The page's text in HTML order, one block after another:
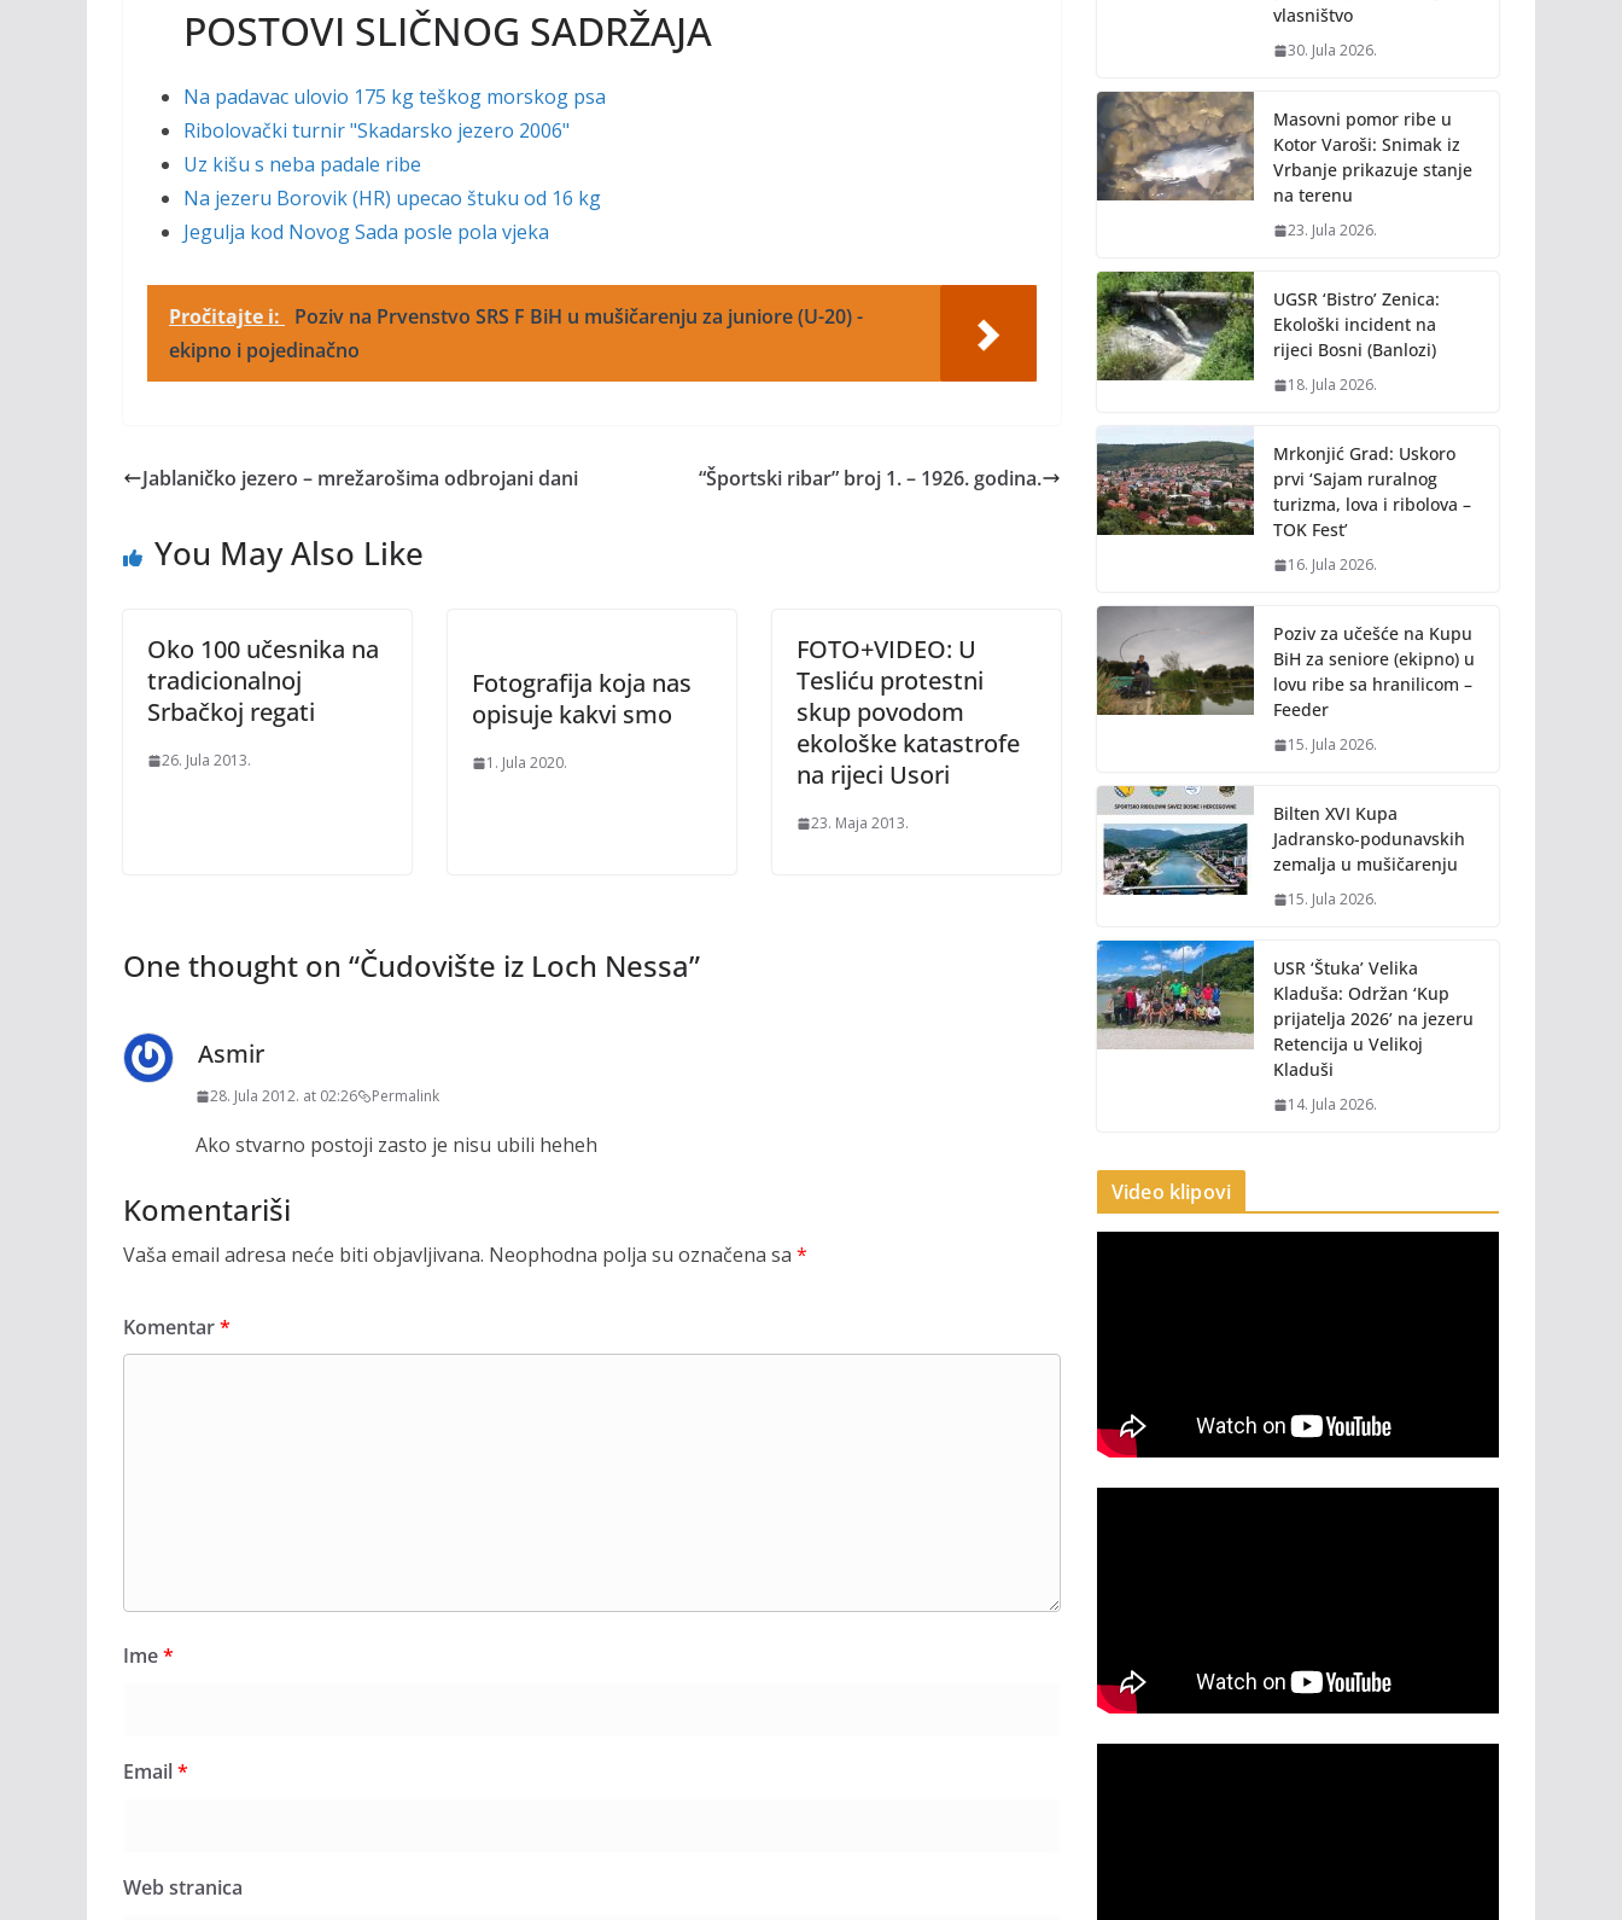
POSTOVI SLIČNOG SADRŽAJA
Na padavac ulovio 175 kg teškog morskog psa
Ribolovački turnir "Skadarsko jezero 2006"
Uz kišu s neba padale ribe
Na jezeru Borovik (HR) upecao štuku od 16 kg
Jegulja kod Novog Sada posle pola vjeka
Pročitajte i:
Poziv na Prvenstvo SRS F BiH u mušičarenju za juniore (U-20) -
ekipno i pojedinačno
Jablaničko jezero – mrežarošima odbrojani dani “Športski ribar” broj 1. – 1926. godina.
You May Also Like
Oko 100 učesnika na
tradicionalnoj
Srbačkoj regati
26. Jula 2013.
Fotografija koja nas
opisuje kakvi smo
1. Jula 2020.
FOTO+VIDEO: U
Tesliću protestni
skup povodom
ekološke katastrofe
na rijeci Usori
23. Maja 2013.
One thought on “Čudovište iz Loch Nessa”
Asmir
28. Jula 2012. at 02:26 Permalink
Ako stvarno postoji zasto je nisu ubili heheh
Komentariši
Vaša email adresa neće biti objavljivana. Neophodna polja su označena sa *
Komentar*
Ime*
Email*
Web stranica
vlasništvo
30. Jula 2026.
Masovni pomor ribe u
Kotor Varoši: Snimak iz
Vrbanje prikazuje stanje
na terenu
23. Jula 2026.
UGSR ‘Bistro’ Zenica:
Ekološki incident na
rijeci Bosni (Banlozi)
18. Jula 2026.
Mrkonjić Grad: Uskoro
prvi ‘Sajam ruralnog
turizma, lova i ribolova –
TOK Fest’
16. Jula 2026.
Poziv za učešće na Kupu
BiH za seniore (ekipno) u
lovu ribe sa hranilicom –
Feeder
15. Jula 2026.
Bilten XVI Kupa
Jadransko-podunavskih
zemalja u mušičarenju
15. Jula 2026.
USR ‘Štuka’ Velika
Kladuša: Održan ‘Kup
prijatelja 2026’ na jezeru
Retencija u Velikoj
Kladuši
14. Jula 2026.
Video klipovi